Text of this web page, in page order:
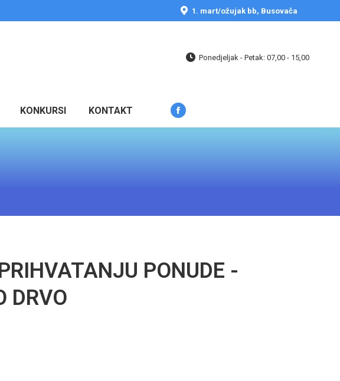
1. mart/ožujak bb, Busovača
Ponedjeljak - Petak: 07,00 - 15,00
KONKURSI KONTAKT
Facebook
PONUDE -
DRVO